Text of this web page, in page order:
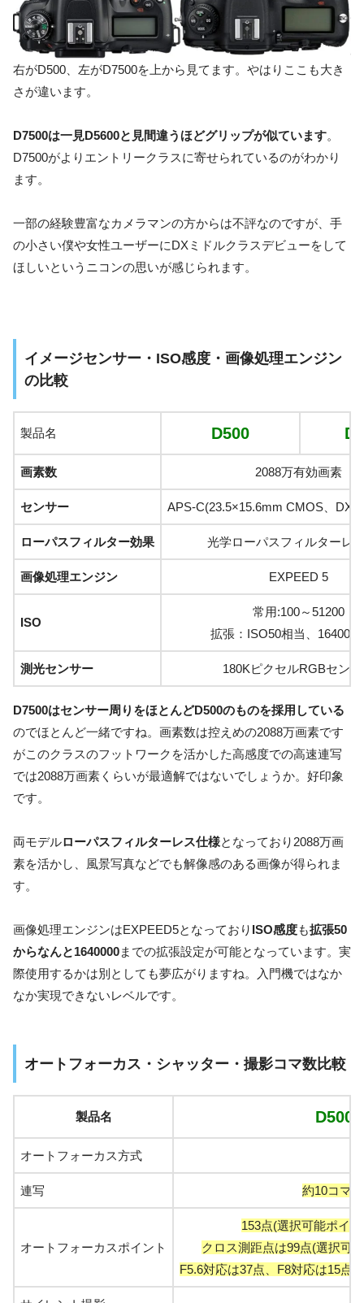
右がD500、左がD7500を上から見てます。やはりここも大き
さが違います。
D7500は一見D5600と見間違うほどグリップが似ています。
D7500がよりエントリークラスに寄せられているのがわかり
ます。
一部の経験豊富なカメラマンの方からは不評なのですが、手
の小さい僕や女性ユーザーにDXミドルクラスデビューをして
ほしいというニコンの思いが感じられます。
イメージセンサー・ISO感度・画像処理エンジン
の比較
製品名 D500
画素数 2088万有効画素
センサー APS-C(23.5×15.6mm CMOS、DX
ローパスフィルター効果 光学ローパスフィルターレ
画像処理エンジン EXPEED 5
ISO
常用:100～51200
拡張：ISO50相当、
測光センサー 180KピクセルRGBセン
D7500はセンサー周りをほとんどD500のものを採用している
のでほとんど一緒ですね。画素数は控えめの2088万画素です
がこのクラスのフットワークを活かした高感度での高速連写
では2088万画素くらいが最適解ではないでしょうか。好印象
です。
両モデルローパスフィルターレス仕様となっており2088万画
素を活かし、風景写真などでも解像感のある画像が得られま
す。
画像処理エンジンはEXPEED5となっており ISO感度も拡張50
からなんと1640000までの拡張設定が可能となっています。実
際使用するかは別としても夢広がりますね。入門機ではなか
なか実現できないレベルです。
オートフォーカス・シャッター・撮影コマ数比較
製品名 D500
オートフォーカス方式
連写 約10コマ/
オートフォーカスポイント
153点(選択可能ポイ
クロス測距点は99点(選択可
F5.6対応は37点、F8対応は15点(